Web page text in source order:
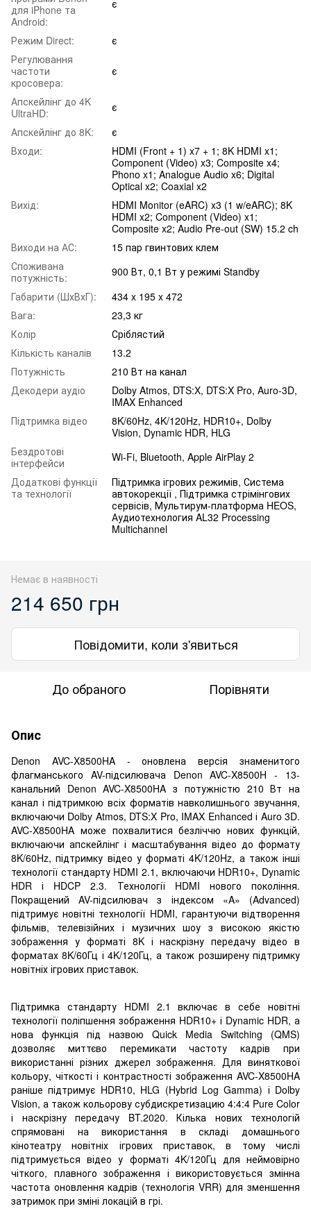
для iPhone та
Android:
є
Режим Direct:
є
Регулювання
частоти
кросовера:
є
Апскейлінг до 4K
UltraHD:
є
Апскейлінг до 8K:
є
Входи:
HDMI (Front + 1) x7 + 1; 8K HDMI x1;
Component (Video) x3; Composite x4;
Phono x1; Analogue Audio x6; Digital
Optical x2; Coaxial x2
Вихід:
HDMI Monitor (eARC) x3 (1 w/eARC); 8K
HDMI x2; Component (Video) x1;
Composite x2; Audio Pre-out (SW) 15.2 ch
Виходи на АС:
15 пар гвинтових клем
Споживана
потужність:
900 Вт, 0,1 Вт у режимі Standby
Габарити (ШхВхГ):
434 x 195 x 472
Вага:
23,3 кг
Колір
Сріблястий
Кількість каналів
13.2
Потужність
210 Вт на канал
Декодери аудіо
Dolby Atmos, DTS:X, DTS:X Pro, Auro-3D,
IMAX Enhanced
Підтримка відео
8K/60Hz, 4K/120Hz, HDR10+, Dolby
Vision, Dynamic HDR, HLG
Бездротові
інтерфейси
Wi-Fi, Bluetooth, Apple AirPlay 2
Додаткові функції
та технології
Підтримка ігрових режимів, Система
автокорекції , Підтримка стрімінгових
сервісів, Мультирум-платформа HEOS,
Аудиотехнология AL32 Processing
Multichannel
Немає в наявності
214 650 грн
Повідомити, коли з'явиться
До обраного Порівняти
Опис
Denon AVC-X8500HA - оновлена версія знаменитого
флагманського AV-підсилювача Denon AVC-X8500H - 13-
канальний Denon AVC-X8500HA з потужністю 210 Вт на
канал і підтримкою всіх форматів навколишнього звучання,
включаючи Dolby Atmos, DTS:X Pro, IMAX Enhanced і Auro 3D.
AVC-X8500HA може похвалитися безліччю нових функцій,
включаючи апскейлінг і масштабування відео до формату
8K/60Hz, підтримку відео у форматі 4K/120Hz, а також інші
технології стандарту HDMI 2.1, включаючи HDR10+, Dynamic
HDR і HDCP 2.3. Технології HDMI нового покоління.
Покращений AV-підсилювач з індексом «A» (Advanced)
підтримує новітні технології HDMI, гарантуючи відтворення
фільмів, телевізійних і музичних шоу з високою якістю
зображення у форматі 8K і наскрізну передачу відео в
форматах 8K/60Гц і 4K/120Гц, а також розширену підтримку
новітніх ігрових приставок.
Підтримка стандарту HDMI 2.1 включає в себе новітні
технології поліпшення зображення HDR10+ і Dynamic HDR, а
нова функція під назвою Quick Media Switching (QMS)
дозволяє миттєво перемикати частоту кадрів при
використанні різних джерел зображення. Для виняткової
кольору, чіткості і контрастності зображення AVC-X8500HA
раніше підтримує HDR10, HLG (Hybrid Log Gamma) і Dolby
Vision, а також кольорову субдискретизацию 4:4:4 Pure Color
і наскрізну передачу BT.2020. Кілька нових технологій
спрямовані на використання в складі домашнього
кінотеатру новітніх ігрових приставок, в тому числі
підтримується відео у форматі 4K/120Гц для неймовірно
чіткого, плавного зображення і використовується змінна
частота оновлення кадрів (технологія VRR) для зменшення
затримок при зміні локацій в грі.